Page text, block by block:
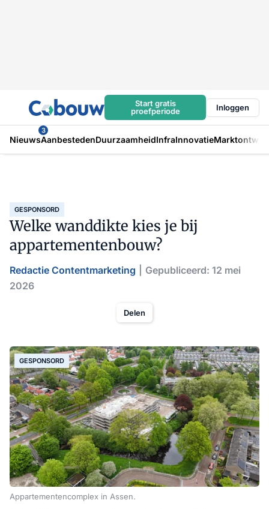
Start gratis
proefperiode
Inloggen
Nieuws
3
AanbestedenDuurzaamheidInfraInnovatie
GESPONSORD
Welke wanddikte kies je bij
appartementenbouw?
Redactie Contentmarketing
Gepubliceerd: 12 mei
2026
Delen
GESPONSORD
Appartementencomplex in Assen.